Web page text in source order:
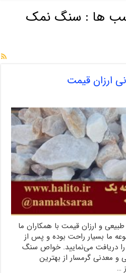
ها : سنگ نمک
ارزان قیمت
و ارزان قیمت با همکاران ما
ما بسیار راحت بوده و پس از
دریافت می‌نمایید. خواص سنگ
معدنی گرمسار از بهترین
…